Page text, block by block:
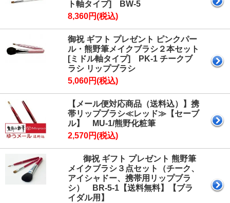
ト軸タイプ] BW-5
8,360円(税込)
御祝 ギフト プレゼント ピンクパー
ル・熊野筆メイクブラシ２本セット
[ミドル軸タイプ] PK-1 チークブ
ラシ リップブラシ
5,060円(税込)
【メール便対応商品（送料込）】携
帯リップブラシ≪レッド≫【セーブ
ル】 MU-1/熊野化粧筆
2,570円(税込)
御祝 ギフト プレゼント 熊野筆
メイクブラシ３点セット（チーク、
アイシャドー、携帯用リップブラ
シ） BR-5-1【送料無料】【ブラ
イダル用】